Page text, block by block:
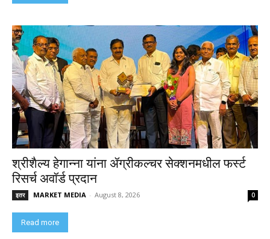
श्रीशैल्य हेगान्ना यांना ॲग्रीकल्चर सेक्शनमधील फर्स्ट
रिसर्च अवॉर्ड प्रदान
इतर MARKET MEDIA - August 8, 2026 0
Read more